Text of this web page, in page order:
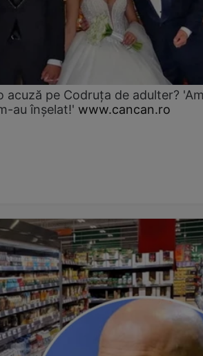
acuză pe Codruța de adulter?
au înșelat!' www.cancan.ro